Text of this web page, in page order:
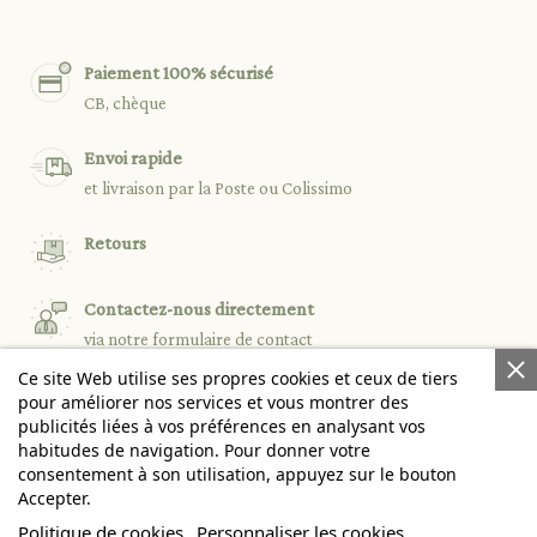
Paiement 100% sécurisé
CB, chèque
Envoi rapide
et livraison par la Poste ou Colissimo
Retours
Contactez-nous directement
via notre formulaire de contact
PRODUITS
NOTRE SOCIÉTÉ
Ce site Web utilise ses propres cookies et ceux de tiers
pour améliorer nos services et vous montrer des
publicités liées à vos préférences en analysant vos
habitudes de navigation. Pour donner votre
consentement à son utilisation, appuyez sur le bouton
Accepter.
Politique de cookies Personnaliser les cookies